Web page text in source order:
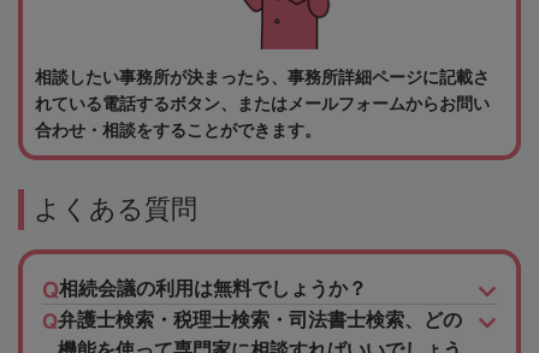
相談したい事務所が決まったら、事務所詳細ページに記載さ
れている電話するボタン、またはメールフォームからお問い
合わせ・相談をすることができます。
よくある質問
相続会議の利用は無料でしょうか？
弁護士検索・税理士検索・司法書士検索、どの